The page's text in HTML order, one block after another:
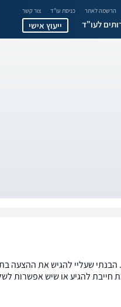
הרשמה לאתר כניסת עו"ד צור קשר
לעו"ד ייעוץ אישי
הבנתי שעליי להגיש את ההצעה
להגיע או שיש אפשרות